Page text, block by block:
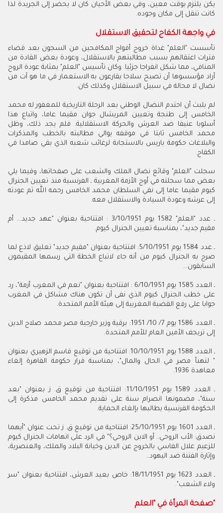
يكن يلتزم بوقت معين، وفي بعض الأحيان كان لا يحضر إلى الجريدة لذا
كانت تنقل إلى مكان وجوده.
في واجهة الكفاح لتحقيق الاستقلال
تأسست "العلم" غداة خروج أفواج المكافحين من السجون بعد قضاء
فترات اعتقالهم بسبب مطالبتهم بالاستقلال، وعودة بعض القادة من
المنافي، مما شكل انفراجا جزئيا. وكان تأسيس "العلم" بمثابة عودة الروح
أراد مؤسسوها أن تصبح سلاحا يقارعون به الاستعمار في ما هو آت من
نضال لا محالة في سبيل الاستقلال وكذلك كان.
لم يلبث أن احتدم النضال الوطني بعد الرحلة التاريخية للمغفور له محمد
الخامس إلى طنجة وتعيين المريشال جوان مقيما عاما، واتباع هذا
أسلوبا عنيفا ضد العرش والحركة الاستقلالية. فلم يجد ذلك، وظل
محمد الخامس ثابتا في موقفه يوالي مطالبته بالخطب والمذكرات
والبلاغات حكومة باريس بالاستجابة لرغائب شعبه الذي بقي صامدا في
الكفاح.
سجلت "العلم" وقائع نضال الملك والشعب على صفحاتها، وفيما يلي
بعض مما سجلته في أوج الأزمة المغربية ـ الفرنسية منذ تعيين الجنرال
كيوم مقيما عاما إلى نفي السلطان محمد الخامس رحمه الله ثم عودته
إلى عرشه وعودة السيادة والاستقلال معه.
ـ عدد "العلم" 1582 يوم 3/10/1951 : افتتاحية بعنوان "عهد جديد... أم
مقيم جديد"، بمناسبة تعيين الجنرال كيوم.
ـ عدد 1584 يوم 5/10/1951: افتتاحية بعنوان "مقيم جديد" تعليق لاذع لما
صرح به الجنرال كيوم من أنه جاء لاتباع الخطة التي رسمها المقيمون
السابقون...
ـ العدد 1585 يوم 6/10/1951 : افتتاحية بعنوان "نعم في المغرب أزمة"، رد
على خطب الجنرال كيوم الذي نفى أن تكون هناك مشاكل في المغرب
جوابا على رفع القضية المغربية إلى هيئة الأمم المتحدة.
ـ العدد 1586 يوم 7/ 10/ 1951: برقية وزير خارجية مصر محمد صلاح الدين
إلى تريجف الأمين العام للأمم المتحدة.
ـ العدد 1588 يوم 10/10/1951: افتتاحية من توقيع قاسم الزهيري بعنوان
" لتهنأ مصر في الحال والمال"، بمناسبة قرار حكومة القاهرة إلغاء
معاهدة 1936.
ـ العدد 1589 يوم 11/10/1951: افتتاحية من توقيع ق. ز بعنوان "بعد
سنة"، مضمونها انصرام سنة على تقديم محمد الخامس مذكرة إلى
الحكومة الفرنسية يطالبها بإلغاء الحماية.
ـ العدد 1601 يوم 25/10/1951: افتتاحية من توقيع ق. ز تحت عنوان "أيهما
نصدق: الأب الروحي.. أو الابن الروحي؟" في الرد على اتهامات الجنرال كيوم
للزعيم علال الفاسي بالخروج عن الدين وخيانة البلاد والملك، والعنصرية،
وإثارة الفتنة ضد اليهود..
ـ العدد 1623 يوم 18/11/1951: خاص بعيد العرش، افتتاحية بعنوان "سر
ولاء الشعب".
صفحة المرأة في "العلم"